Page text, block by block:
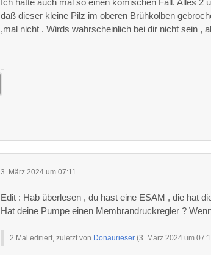
Ich hatte auch mal so einen komischen Fall. Alles 2
daß dieser kleine Pilz im oberen Brühkolben
,mal nicht . Wirds wahrscheinlich bei dir nicht sein ,
3. März 2024 um 07:11
Edit : Hab überlesen , du hast eine ESAM , die hat
Hat deine Pumpe einen Membrandruckregler ?
2 Mal editiert, zuletzt von Donaurieser (3. März 2024 um